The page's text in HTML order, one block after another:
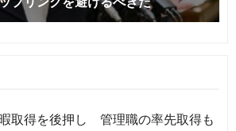
取得を後押し 管理職の率先取得も